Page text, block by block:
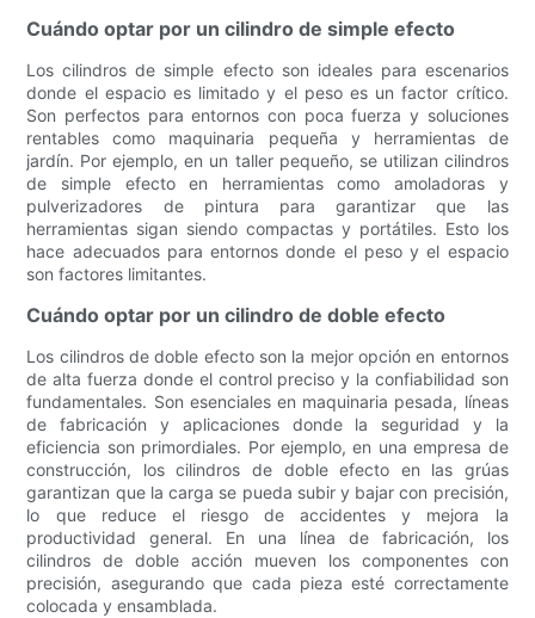
Cuándo optar por un cilindro de simple efecto
Los cilindros de simple efecto son ideales para escenarios
donde el espacio es limitado y el peso es un factor crítico.
Son perfectos para entornos con poca fuerza y ​​soluciones
rentables como maquinaria pequeña y herramientas de
jardín. Por ejemplo, en un taller pequeño, se utilizan cilindros
de simple efecto en herramientas como amoladoras y
pulverizadores de pintura para garantizar que las
herramientas sigan siendo compactas y portátiles. Esto los
hace adecuados para entornos donde el peso y el espacio
son factores limitantes.
Cuándo optar por un cilindro de doble efecto
Los cilindros de doble efecto son la mejor opción en entornos
de alta fuerza donde el control preciso y la confiabilidad son
fundamentales. Son esenciales en maquinaria pesada, líneas
de fabricación y aplicaciones donde la seguridad y la
eficiencia son primordiales. Por ejemplo, en una empresa de
construcción, los cilindros de doble efecto en las grúas
garantizan que la carga se pueda subir y bajar con precisión,
lo que reduce el riesgo de accidentes y mejora la
productividad general. En una línea de fabricación, los
cilindros de doble acción mueven los componentes con
precisión, asegurando que cada pieza esté correctamente
colocada y ensamblada.